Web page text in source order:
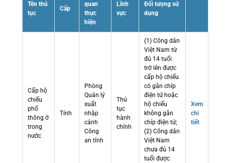
Tên thủ
tục
Cấp
quan
thực
hiện
Lĩnh
vực
Đối tượng sử
dụng
Cấp hộ
chiếu
phổ
thông ở
trong
nước
Tỉnh
Phòng
Quản lý
xuất
nhập
cảnh
Công
an tỉnh
Thủ
tục
hành
chính
(1) Công dân
Việt Nam từ
đủ 14 tuổi
trở lên được
cấp hộ chiếu
có gắn chíp
điện tử hoặc
hộ chiếu
không gắn
chíp điện tử;
(2) Công dân
Việt Nam
chưa đủ 14
tuổi được
Xem
chi
tiết